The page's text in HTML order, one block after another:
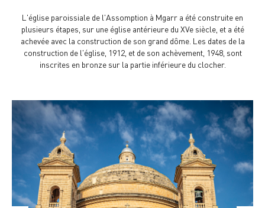
L'église paroissiale de l'Assomption à Mgarr a été construite en
plusieurs étapes, sur une église antérieure du XVe siècle, et a été
achevée avec la construction de son grand dôme. Les dates de la
construction de l'église, 1912, et de son achèvement, 1948, sont
inscrites en bronze sur la partie inférieure du clocher.